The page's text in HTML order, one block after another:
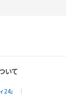
いて
」